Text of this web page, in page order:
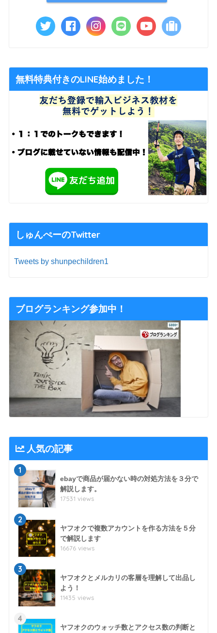
無料特典付きのLINE始めました！
しゅんぺーのTwitter
Tweets by shunpechildren1
ブログランキング参加中！
人気の記事
1
ebayで商品が届かない時の対処方法を３分で
解説します。
17531 views
2
ヤフオクで複数アカウントを作る方法を５分
で解説します
16676 views
3
ヤフオクとメルカリの客層を理解して出品し
よう！
11435 views
4
ヤフオクのウォッチ数とアクセス数の判断と